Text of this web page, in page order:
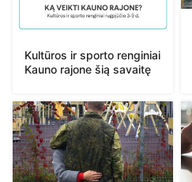
Kultūros ir sporto renginiai
Kauno rajone šią savaitę